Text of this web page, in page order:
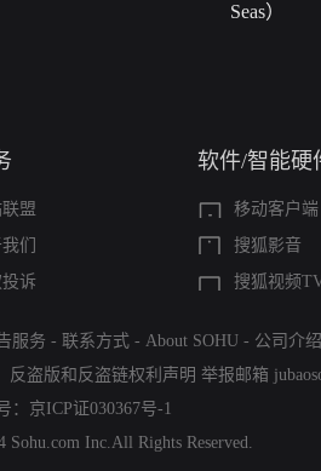
Seas）
盟
们
诉
软件/智能硬
移动客户端
搜狐影音
搜狐视频
服务 - 联系方式 - About SOHU - 公司介绍
反盗版和反盗链权利声明 举报邮箱
： 京ICP证030367号-1
Sohu.com Inc.All Rights Reserved.